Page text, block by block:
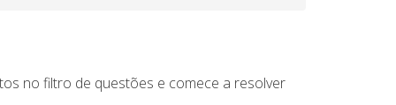
no filtro de questões e comece a resolver